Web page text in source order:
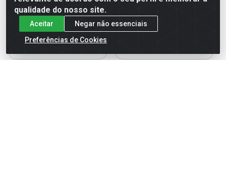
Faça seu login ou
cadastre-se para
ver preços e
comprar
Faça seu login ou
cadastre-se para
ver preços e
qualidade do nosso site.
Aceitar
Negar não essenciais
Preferências de Cookies